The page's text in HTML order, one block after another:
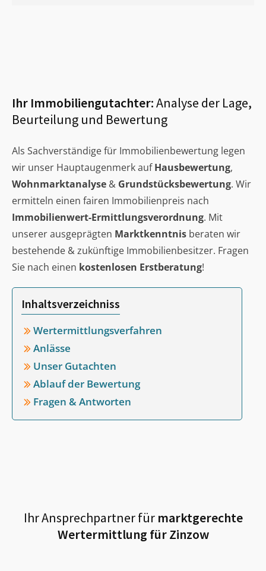
Ihr Immobiliengutachter:Analyse der Lage,
Beurteilung und Bewertung
Als Sachverständige für Immobilienbewertung legen
wir unser Hauptaugenmerk aufHausbewertung,
Wohnmarktanalyse & Grundstücksbewertung. Wir
ermitteln einen fairen Immobilienpreis nach
Immobilienwert-Ermittlungsverordnung. Mit
unserer ausgeprägten Marktkenntnis beraten wir
bestehende & zukünftige Immobilienbesitzer. Fragen
Sie nach einen kostenlosen Erstberatung!
Inhaltsverzeichniss
Wertermittlungsverfahren
Anlässe
Unser Gutachten
Ablauf der Bewertung
Fragen & Antworten
Ihr Ansprechpartner fürmarktgerechte
Wertermittlung fürZinzow